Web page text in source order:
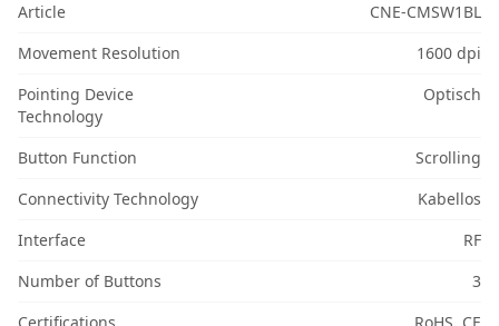
Article
CNE-CMSW1BL
Movement Resolution
1600 dpi
Pointing Device
Technology
Optisch
Button Function
Scrolling
Connectivity Technology
Kabellos
Interface
RF
Number of Buttons
3